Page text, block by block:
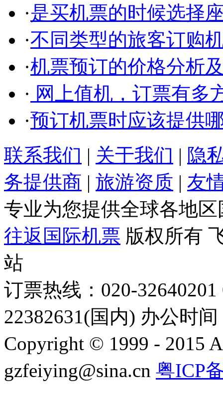
·是买机票的时候选择
·不同类型的旅客订购
·机票预订的价格分析
· 网上值机，订票有多
·预订机票时应该提供
联系我们 | 关于我们 | 隐
务提供商 | 旅游资质 | 友
专业为您提供全球各地
往返国际机票 版权所有
站
订票热线：020-
22382631(国内) 办公时
Copyright © 1999 - 2015
gzfeiying@sina.cn 粤ICP